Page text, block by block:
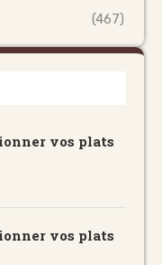
(467)
vos plats
vos plats